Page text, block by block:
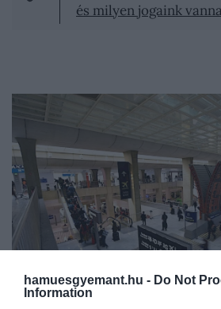
hamuesgyemant.hu - Do Not
Information
és milyen jogaink